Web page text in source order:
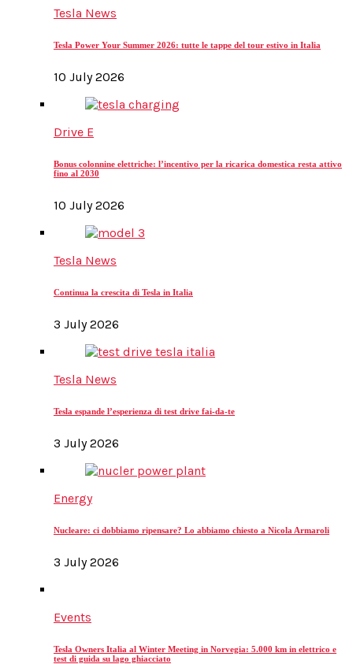
Tesla News
Tesla Power Your Summer 2026: tutte le tappe del tour estivo in Italia
10 July 2026
Drive E
Bonus colonnine elettriche: l’incentivo per la ricarica domestica resta attivo
fino al 2030
10 July 2026
Tesla News
Continua la crescita di Tesla in Italia
3 July 2026
Tesla News
Tesla espande l’esperienza di test drive fai-da-te
3 July 2026
Energy
Nucleare: ci dobbiamo ripensare? Lo abbiamo chiesto a Nicola Armaroli
3 July 2026
Events
Tesla Owners Italia al Winter Meeting in Norvegia: 5.000 km in elettrico e
test di guida su lago ghiacciato